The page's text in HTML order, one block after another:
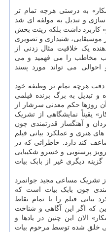
به درستی هرچه تمام تر
و تبدیل به مولفه ای شد
کاربرد داشت بلکه زینت بخش
موسیقایی، شنیداری و تصویری
یک خلاقیت مثال زدنی از
مخاطب را می فهمید و می
می تواند مورد پسند
هرچه تمام تر وظیفه خود
و تبدیل به برگ برنده فیلمی
روزها حکم معدنی سرشار از
یقیناً نمایشگاهی از تشریک
و آهنگساز قدرتمندی چون
هنری و عملکرد بیانی فیلم
کند دارد. خاطراتی که در
پرستویی و خسرو شکیبایی
دیگری غیر از بابک بیات
تشریک مساعی مجید جوانمرد
چون بابک بیات است که
فیلم را با تمام نقاط
که اگر این آگاهی و شناخت
الان این چنین در یادها و
خلق شده توسط مرحوم بیات